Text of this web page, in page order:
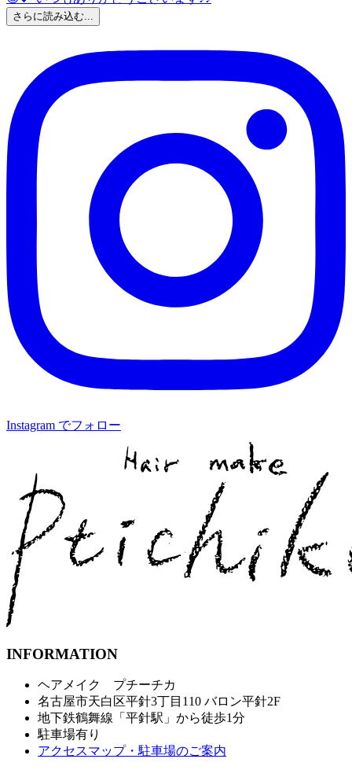
さらに読み込む...
Instagram でフォロー
INFORMATION
ヘアメイク プチーチカ
名古屋市天白区平針3丁目110 バロン平針2F
地下鉄鶴舞線「平針駅」から徒歩1分
駐車場有り
アクセスマップ・駐車場のご案内